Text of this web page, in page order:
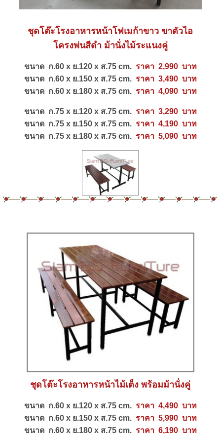
ชุดโต๊ะโรงอาหารหน้าโฟเมก้าขาว ขาตัวไอ
โครงพ่นสีดำ ม้านั่งไม้ระแนงคู่
ขนาด ก.60 x ย.120 x ส.75 cm. ราคา 2,990 บาท
ขนาด ก.60 x ย.150 x ส.75 cm. ราคา 3,490 บาท
ขนาด ก.60 x ย.180 x ส.75 cm. ราคา 4,090 บาท
ขนาด ก.75 x ย.120 x ส.75 cm. ราคา 3,290 บาท
ขนาด ก.75 x ย.150 x ส.75 cm. ราคา 4,190 บาท
ขนาด ก.75 x ย.180 x ส.75 cm. ราคา 5,090 บาท
ชุดโต๊ะโรงอาหารหน้าไม้เต็ง พร้อมม้านั่งคู่
ขนาด ก.60 x ย.120 x ส.75 cm. ราคา 4,490 บาท
ขนาด ก.60 x ย.150 x ส.75 cm. ราคา 5,990 บาท
ขนาด ก.60 x ย.180 x ส.75 cm. ราคา 6,190 บาท